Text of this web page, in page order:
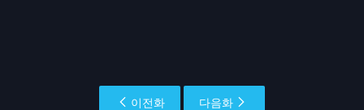
이전화 다음화